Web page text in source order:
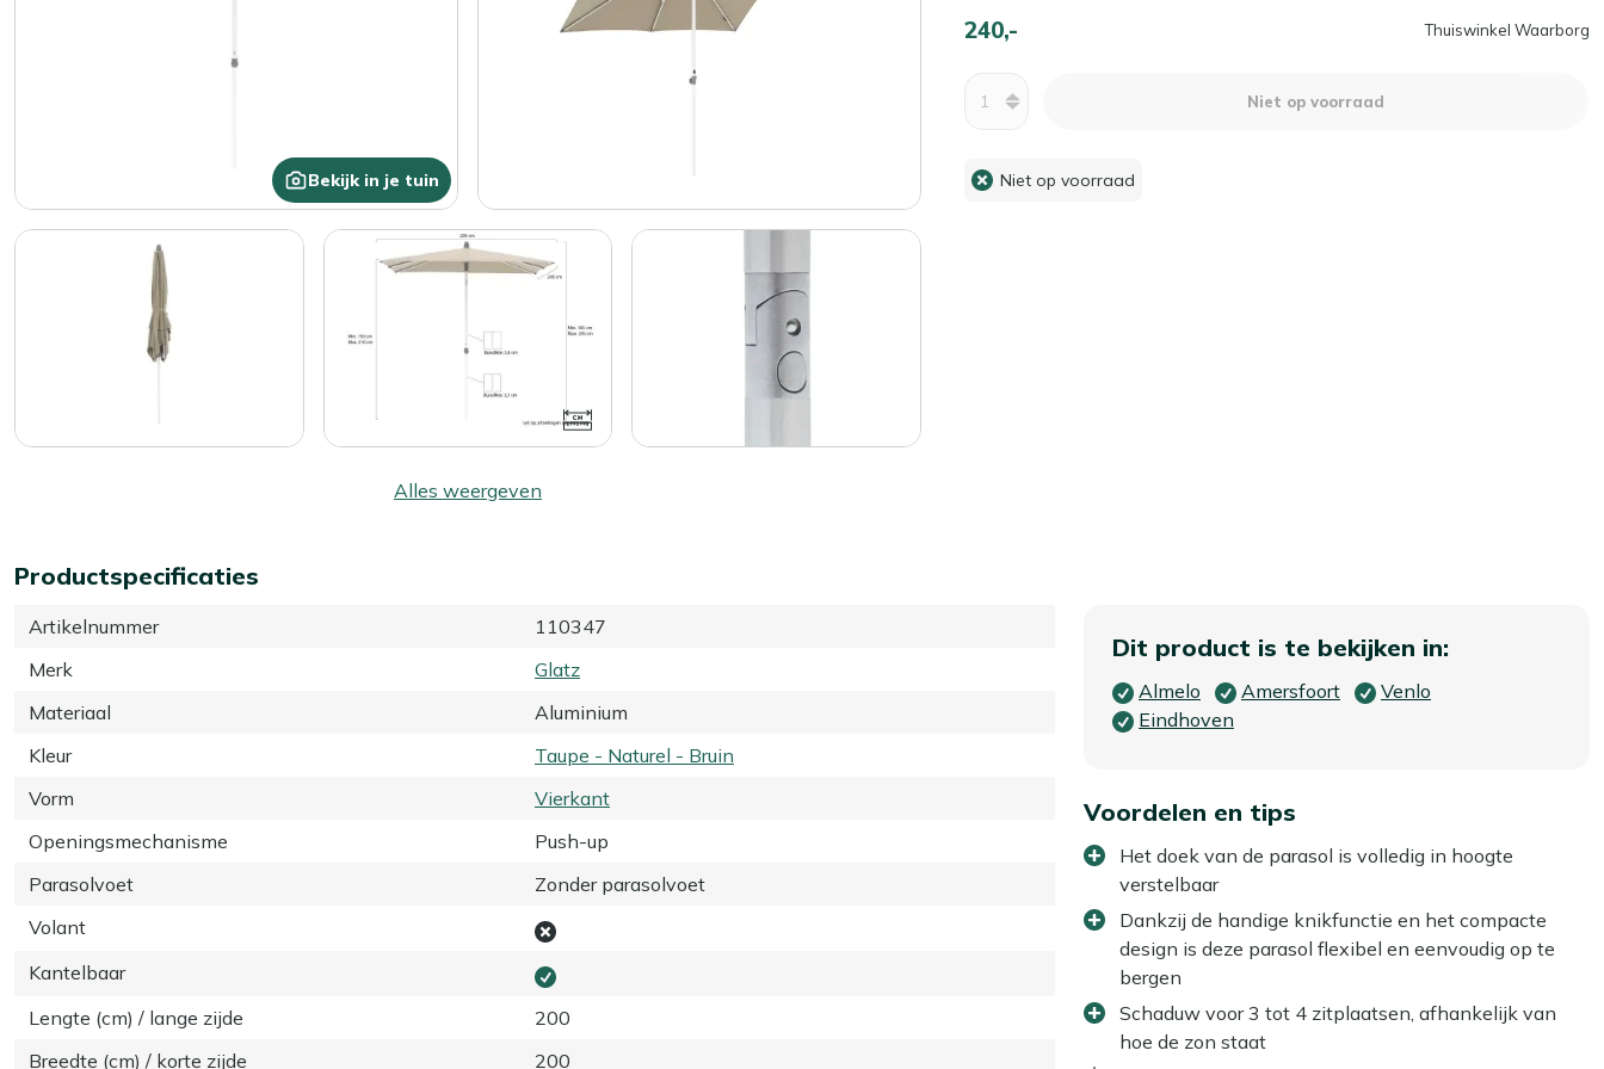
Bekijk in je tuin
Alles weergeven
240,- Thuiswinkel Waarborg
Niet op voorraad
Niet op voorraad
Productspecificaties
Artikelnummer
110347
Merk
Glatz
Materiaal
Aluminium
Kleur
Taupe - Naturel - Bruin
Vorm
Vierkant
Openingsmechanisme
Push-up
Parasolvoet
Zonder parasolvoet
Volant
Kantelbaar
Lengte (cm) / lange zijde
200
Breedte (cm) / korte zijde
200
Dit product is te bekijken in:
Almelo Amersfoort
Venlo
Eindhoven
Voordelen en tips
Het doek van de parasol is volledig in hoogte
verstelbaar
Dankzij de handige knikfunctie en het compacte
design is deze parasol flexibel en eenvoudig op te
bergen
Schaduw voor 3 tot 4 zitplaatsen, afhankelijk van
hoe de zon staat